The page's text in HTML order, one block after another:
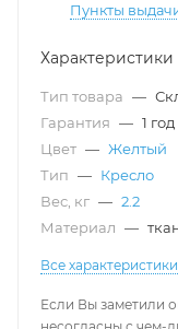
Пункты
Характеристики
Тип товара —
Гарантия — 1 год
Цвет — Желтый
Тип — Кресло
Вес, кг — 2.2
Материал —
Все характеристики
Если Вы заметили
несогласны с чем-